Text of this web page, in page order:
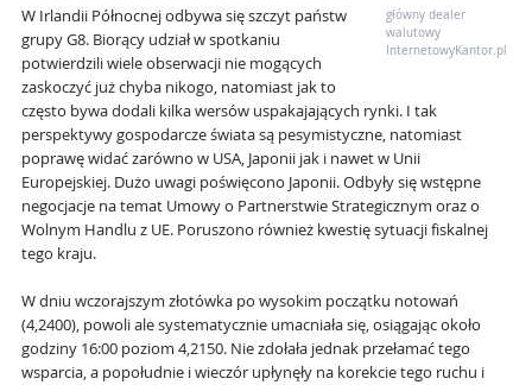
główny dealer
walutowy
InternetowyKantor.pl
W Irlandii Północnej odbywa się szczyt państw
grupy G8. Biorący udział w spotkaniu
potwierdzili wiele obserwacji nie mogących
zaskoczyć już chyba nikogo, natomiast jak to
często bywa dodali kilka wersów uspakajających rynki. I tak
perspektywy gospodarcze świata są pesymistyczne, natomiast
poprawę widać zarówno w USA, Japonii jak i nawet w Unii
Europejskiej. Dużo uwagi poświęcono Japonii. Odbyły się wstępne
negocjacje na temat Umowy o Partnerstwie Strategicznym oraz o
Wolnym Handlu z UE. Poruszono również kwestię sytuacji fiskalnej
tego kraju.
W dniu wczorajszym złotówka po wysokim początku notowań
(4,2400), powoli ale systematycznie umacniała się, osiągając około
godziny 16:00 poziom 4,2150. Nie zdołała jednak przełamać tego
wsparcia, a popołudnie i wieczór upłynęły na korekcie tego ruchu i